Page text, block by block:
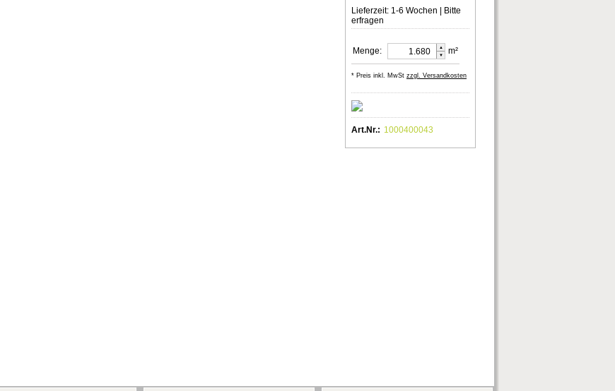
Lieferzeit: 1-6 Wochen | Bitte
erfragen
Menge:
▲
▼
m²
* Preis inkl. MwSt zzgl. Versandkosten
Art.Nr.: 1000400043